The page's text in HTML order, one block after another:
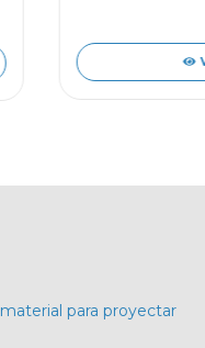
para proyectar